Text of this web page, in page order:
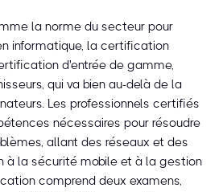
la norme du secteur pour
informatique, la certification
d'entrée de gamme,
qui va bien au-delà de la
Les professionnels certifiés
nécessaires pour résoudre
allant des réseaux et des
à la sécurité mobile et à la gestion
comprend deux examens,